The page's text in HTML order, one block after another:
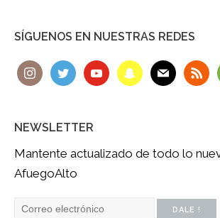
SÍGUENOS EN NUESTRAS REDES
NEWSLETTER
Mantente actualizado de todo lo
AfuegoAlto